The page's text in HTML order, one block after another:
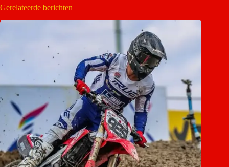
Gerelateerde berichten